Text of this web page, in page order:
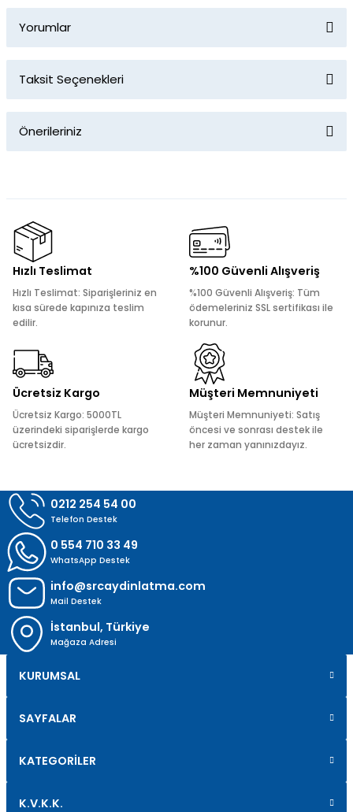
Yorumlar
Taksit Seçenekleri
Önerileriniz
kullanarak tarafımıza iletebilirsiniz.
Görüş ve önerileriniz için teşekkür ederiz.
Ürün resmi kalitesiz, bozuk veya görüntülenemiyor.
Ürün bilgilerinde hatalar bulunuyor.
Ürün fiyatı diğer sitelerden daha pahalı.
Bu ürüne benzer farklı alternatifler olmalı.
Hızlı Teslimat
Hızlı Teslimat: Siparişleriniz en
kısa sürede kapınıza teslim
edilir.
%100 Güvenli Alışveriş
%100 Güvenli Alışveriş: Tüm
ödemeleriniz SSL sertifikası ile
korunur.
Ücretsiz Kargo
Ücretsiz Kargo: 5000TL
üzerindeki siparişlerde kargo
ücretsizdir.
Müşteri Memnuniyeti
Müşteri Memnuniyeti: Satış
öncesi ve sonrası destek ile
her zaman yanınızdayız.
0212 254 54 00
Telefon Destek
0 554 710 33 49
WhatsApp Destek
info@srcaydinlatma.com
Mail Destek
İstanbul, Türkiye
Mağaza Adresi
KURUMSAL
SAYFALAR
KATEGORİLER
K.V.K.K.